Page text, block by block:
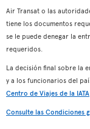
Air Transat o las
tiene los documentos
se le puede denegar la
requeridos.
La decisión final sobre la
y a los funcionarios del
Centro de Viajes de la IATA
Consulte las Condiciones